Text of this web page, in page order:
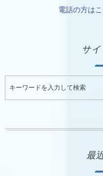
電話の方は
サ
最